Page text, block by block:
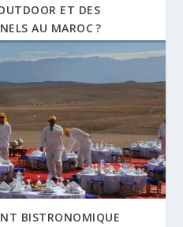
ET DES
AU MAROC ?
BISTRONOMIQUE